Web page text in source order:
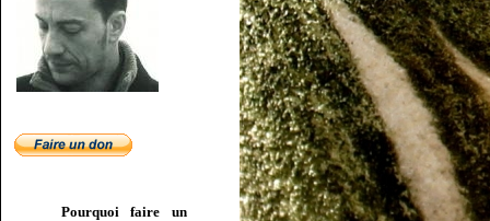
Pourquoi faire un